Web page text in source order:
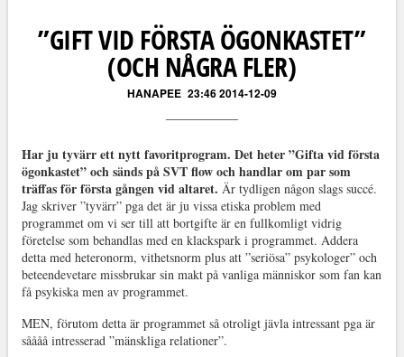
”GIFT VID FÖRSTA ÖGONKASTET”
(OCH NÅGRA FLER)
HANAPEE 23:46 2014-12-09
Har ju tyvärr ett nytt favoritprogram. Det heter ”Gifta vid första
ögonkastet” och sänds på SVT flow och handlar om par som
träffas för första gången vid altaret. Är tydligen någon slags succé.
Jag skriver ”tyvärr” pga det är ju vissa etiska problem med
programmet om vi ser till att bortgifte är en fullkomligt vidrig
företelse som behandlas med en klackspark i programmet. Addera
detta med heteronorm, vithetsnorm plus att ”seriösa” psykologer” och
beteendevetare missbrukar sin makt på vanliga människor som fan kan
få psykiska men av programmet.
MEN, förutom detta är programmet så otroligt jävla intressant pga är
såååå intresserad ”mänskliga relationer”.